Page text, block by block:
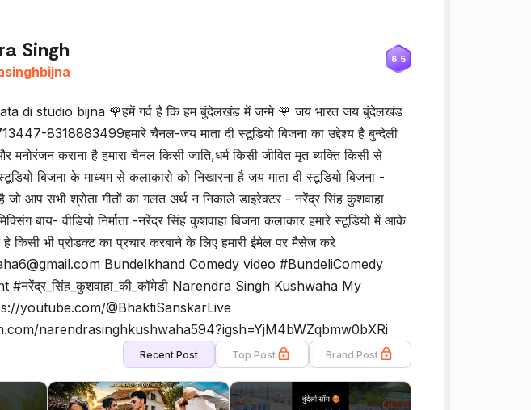
Singh
6.5
di studio bijna 🌹हमें गर्व है कि हम बुंदेलखंड में जन्मे 🌹 जय भारत जय बुंदेलखंड
8318883499हमारे चैनल-जय माता दी स्टूडियो बिजना का उद्देश्य है बुन्देली
मनोरंजन कराना है हमारा चैनल किसी जाति,धर्म किसी जीवित मृत ब्यक्ति किसी से
बिजना के माध्यम से कलाकारो को निखारना है जय माता दी स्टूडियो बिजना -
आप सभी श्रोता गीतों का गलत अर्थ न निकाले डाइरेक्टर - नरेंद्र सिंह कुशवाहा
बाय- वीडियो निर्माता -नरेंद्र सिंह कुशवाहा बिजना कलाकार हमारे स्टूडियो में आके
किसी भी प्रोडक्ट का प्रचार करबाने के लिए हमारी ईमेल पर मैसेज करे
Bundelkhand Comedy video #BundeliComedy
Narendra Singh Kushwaha My
youtube.com/@BhaktiSanskarLive
narendrasinghkushwaha594?igsh=YjM4bWZqbmw0bXRi
Recent Post Top Post Brand Post